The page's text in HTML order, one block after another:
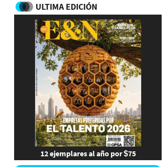
ULTIMA EDICIÓN
12 ejemplares al año por $75